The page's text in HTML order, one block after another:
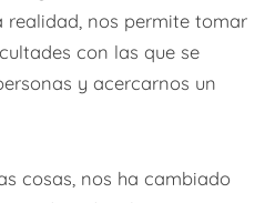
realidad, nos permite tomar
con las que se
y acercarnos un
cosas, nos ha cambiado